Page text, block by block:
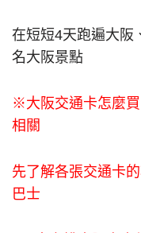
在短短4天跑遍大阪
名大阪景點
※大阪交通卡怎麼
相關
先了解各張交通卡
巴士